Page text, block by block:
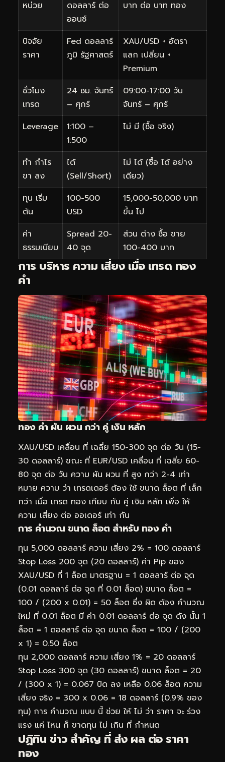
หน่วย
ดอลลาร์ ต่อ
ออนซ์
บาท ต่อ บาท ทอง
ปัจจัย
ราคา
Fed ดอลลาร์
ภูมิ รัฐศาสตร์
XAU/USD + อัตรา
แลก เปลี่ยน +
Premium
ชั่วโมง
เทรด
24 ชม. จันทร์
– ศุกร์
09:00-17:00 วัน
จันทร์ – ศุกร์
Leverage
1:100 –
1:500
ไม่ มี (ซื้อ จริง)
ทำ กำไร
ขา ลง
ได้
(Sell/Short)
ไม่ ได้ (ซื้อ ได้ อย่าง
เดียว)
ทุน เริ่ม
ต้น
100-500
USD
15,000-50,000 บาท
ขึ้น ไป
ค่า
ธรรมเนียม
Spread 20-
40 จุด
ส่วน ต่าง ซื้อ ขาย
100-400 บาท
การ บริหาร ความ เสี่ยง เมื่อ เทรด ทอง
คำ
ทอง คำ ผัน ผวน กว่า คู่ เงิน หลัก
XAU/USD เคลื่อน ที่ เฉลี่ย 150-300 จุด ต่อ วัน (15-
30 ดอลลาร์) ขณะ ที่ EUR/USD เคลื่อน ที่ เฉลี่ย 60-
80 จุด ต่อ วัน ความ ผัน ผวน ที่ สูง กว่า 2-4 เท่า
หมาย ความ ว่า เทรดเดอร์ ต้อง ใช้ ขนาด ล็อต ที่ เล็ก
กว่า เมื่อ เทรด ทอง เทียบ กับ คู่ เงิน หลัก เพื่อ ให้
ความ เสี่ยง ต่อ ออเดอร์ เท่า กัน
การ คำนวณ ขนาด ล็อต สำหรับ ทอง คำ
ทุน 5,000 ดอลลาร์ ความ เสี่ยง 2% = 100 ดอลลาร์
Stop Loss 200 จุด (20 ดอลลาร์) ค่า Pip ของ
XAU/USD ที่ 1 ล็อต มาตรฐาน = 1 ดอลลาร์ ต่อ จุด
(0.01 ดอลลาร์ ต่อ จุด ที่ 0.01 ล็อต) ขนาด ล็อต =
100 / (200 x 0.01) = 50 ล็อต ซึ่ง ผิด ต้อง คำนวณ
ใหม่ ที่ 0.01 ล็อต มี ค่า 0.01 ดอลลาร์ ต่อ จุด ดัง นั้น 1
ล็อต = 1 ดอลลาร์ ต่อ จุด ขนาด ล็อต = 100 / (200
x 1) = 0.50 ล็อต
ทุน 2,000 ดอลลาร์ ความ เสี่ยง 1% = 20 ดอลลาร์
Stop Loss 300 จุด (30 ดอลลาร์) ขนาด ล็อต = 20
/ (300 x 1) = 0.067 ปัด ลง เหลือ 0.06 ล็อต ความ
เสี่ยง จริง = 300 x 0.06 = 18 ดอลลาร์ (0.9% ของ
ทุน) การ คำนวณ แบบ นี้ ช่วย ให้ ไม่ ว่า ราคา จะ ร่วง
แรง แค่ ไหน ก็ ขาดทุน ไม่ เกิน ที่ กำหนด
ปฏิทิน ข่าว สำคัญ ที่ ส่ง ผล ต่อ ราคา
ทอง